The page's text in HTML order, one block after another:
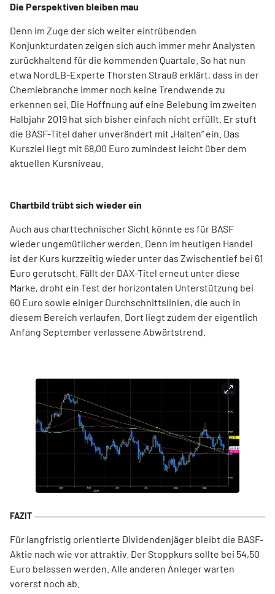
Die Perspektiven bleiben mau
Denn im Zuge der sich weiter eintrübenden
Konjunkturdaten zeigen sich auch immer mehr Analysten
zurückhaltend für die kommenden Quartale. So hat nun
etwa NordLB-Experte Thorsten Strauß erklärt, dass in der
Chemiebranche immer noch keine Trendwende zu
erkennen sei. Die Hoffnung auf eine Belebung im zweiten
Halbjahr 2019 hat sich bisher einfach nicht erfüllt. Er stuft
die BASF-Titel daher unverändert mit „Halten“ ein. Das
Kursziel liegt mit 68,00 Euro zumindest leicht über dem
aktuellen Kursniveau.
Chartbild trübt sich wieder ein
Auch aus charttechnischer Sicht könnte es für BASF
wieder ungemütlicher werden. Denn im heutigen Handel
ist der Kurs kurzzeitig wieder unter das Zwischentief bei 61
Euro gerutscht. Fällt der DAX-Titel erneut unter diese
Marke, droht ein Test der horizontalen Unterstützung bei
60 Euro sowie einiger Durchschnittslinien, die auch in
diesem Bereich verlaufen. Dort liegt zudem der eigentlich
Anfang September verlassene Abwärtstrend.
Für langfristig orientierte Dividendenjäger bleibt die BASF-
Aktie nach wie vor attraktiv. Der Stoppkurs sollte bei 54,50
Euro belassen werden. Alle anderen Anleger warten
vorerst noch ab.